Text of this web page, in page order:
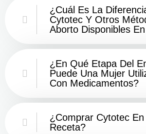
¿Cuál Es La
Cytotec Y Otros
Aborto Disponibles
¿En Qué Etapa Del
Puede Una Mujer
Con Medicamentos?
¿Comprar Cytotec
Receta?